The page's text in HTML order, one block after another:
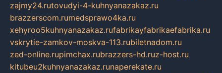
zajmy24.rutovudyi-4-kuhnyanazakaz.ru
brazzerscom.rumedsprawo4ka.ru
xehyroo5kuhnyanazakaz.rufabrikayfabrikaefabrika.ru
vskrytie-zamkov-moskva-113.rubiletnadom.ru
zed-online.rupimchax.rubrazzers-hd.ruz-host.ru
kitubeu2kuhnyanazakaz.runaperekate.ru